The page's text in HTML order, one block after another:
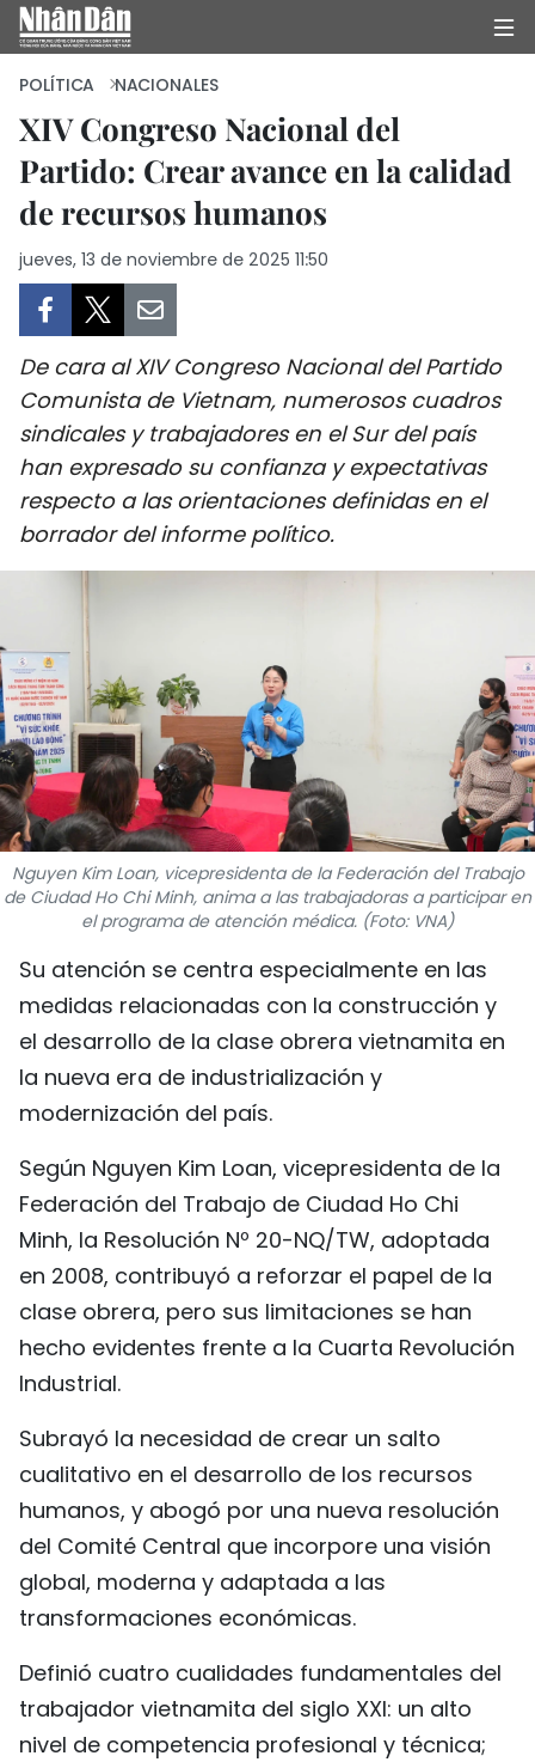
INICIO
POLÍTICA
SALUD - MEDIO AMBIENTE
CULTURA - ENTRETENIMIENTO
INTERNACIONAL
DEPORTES
PUENTE DE AMISTAD
HISTORIAS MULTIMEDIA
FOTOGRAFÍA
¿QUIÉNES SOMOS?
TIẾNG VIỆT
中文
FRANÇAIS
РУССКИЙ
POLÍTICA NACIONALES
XIV Congreso Nacional del
Partido: Crear avance en la calidad
de recursos humanos
jueves, 13 de noviembre de 2025 11:50
De cara al XIV Congreso Nacional del Partido
Comunista de Vietnam, numerosos cuadros
sindicales y trabajadores en el Sur del país
han expresado su confianza y expectativas
respecto a las orientaciones definidas en el
borrador del informe político.
Nguyen Kim Loan, vicepresidenta de la Federación del Trabajo
de Ciudad Ho Chi Minh, anima a las trabajadoras a participar en
el programa de atención médica. (Foto: VNA)
Su atención se centra especialmente en las
medidas relacionadas con la construcción y
el desarrollo de la clase obrera vietnamita en
la nueva era de industrialización y
modernización del país.
Según Nguyen Kim Loan, vicepresidenta de la
Federación del Trabajo de Ciudad Ho Chi
Minh, la Resolución Nº 20-NQ/TW, adoptada
en 2008, contribuyó a reforzar el papel de la
clase obrera, pero sus limitaciones se han
hecho evidentes frente a la Cuarta Revolución
Industrial.
Subrayó la necesidad de crear un salto
cualitativo en el desarrollo de los recursos
humanos, y abogó por una nueva resolución
del Comité Central que incorpore una visión
global, moderna y adaptada a las
transformaciones económicas.
Definió cuatro cualidades fundamentales del
trabajador vietnamita del siglo XXI: un alto
nivel de competencia profesional y técnica;